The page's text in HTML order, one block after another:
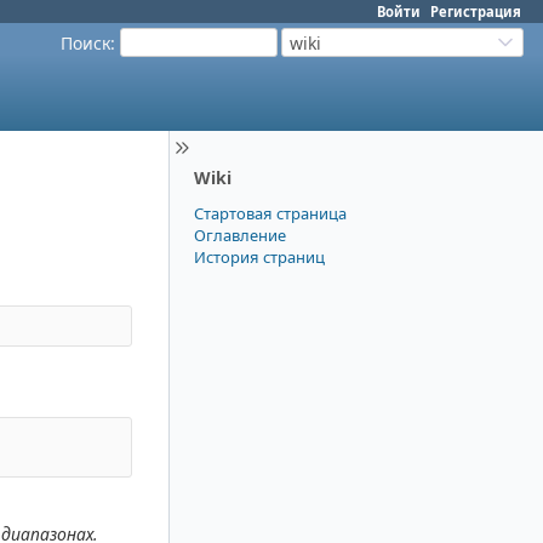
Войти Регистрация
Поиск: wiki
Wiki
Стартовая страница
Оглавление
История страниц